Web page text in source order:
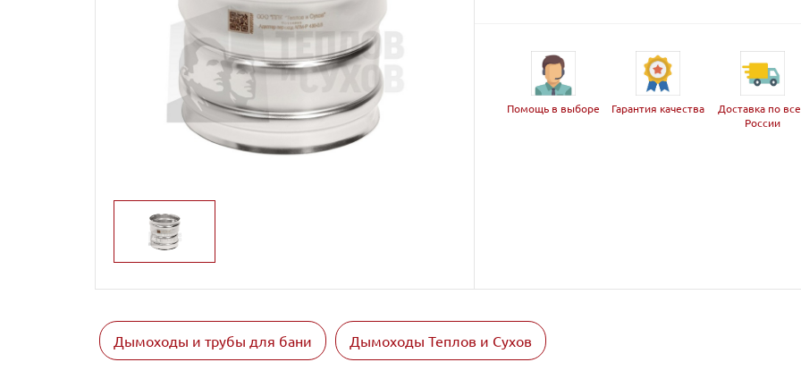
Помощь в выборе Гарантия качества
Доставка по
России
Дымоходы и трубы для бани Дымоходы Теплов и Сухов